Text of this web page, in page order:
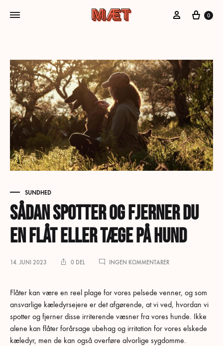
Min konto
Kurv
0
SUNDHED
Sådan spotter og fjerner du
en flåt eller tæge på hund
14. JUNI 2023 0 DEL INGEN KOMMENTARERTIL
FJERNER
DU
EN
TÆGE
Flåter kan være en reel plage for vores pelsede venner, og som
ansvarlige kæledyrsejere er det afgørende, at vi ved, hvordan vi
spotter og fjerner disse irriterende væsner fra vores hunde. Ikke
alene kan flåter forårsage ubehag og irritation for vores elskede
kæledyr, men de kan også overføre alvorlige sygdomme.